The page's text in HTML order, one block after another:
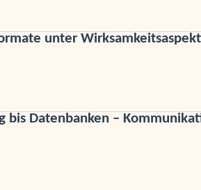
unter
bis Datenbanken –